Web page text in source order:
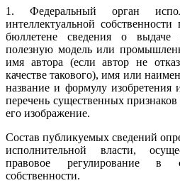
1. Федеральный орган
интеллектуальной
бюллетене сведения о выдаче
полезную модель или
имя автора (если автор не
качестве такового), имя или
название и формулу
перечень существенных
его изображение.
Состав публикуемых сведений
исполнительной власти,
правовое регулирование в
собственности.